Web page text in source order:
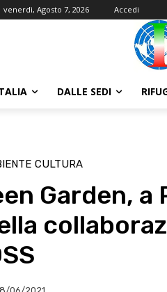
venerdì, Agosto 7, 2026 Accedi
DALLE SEDI
CULTURA
Garden,